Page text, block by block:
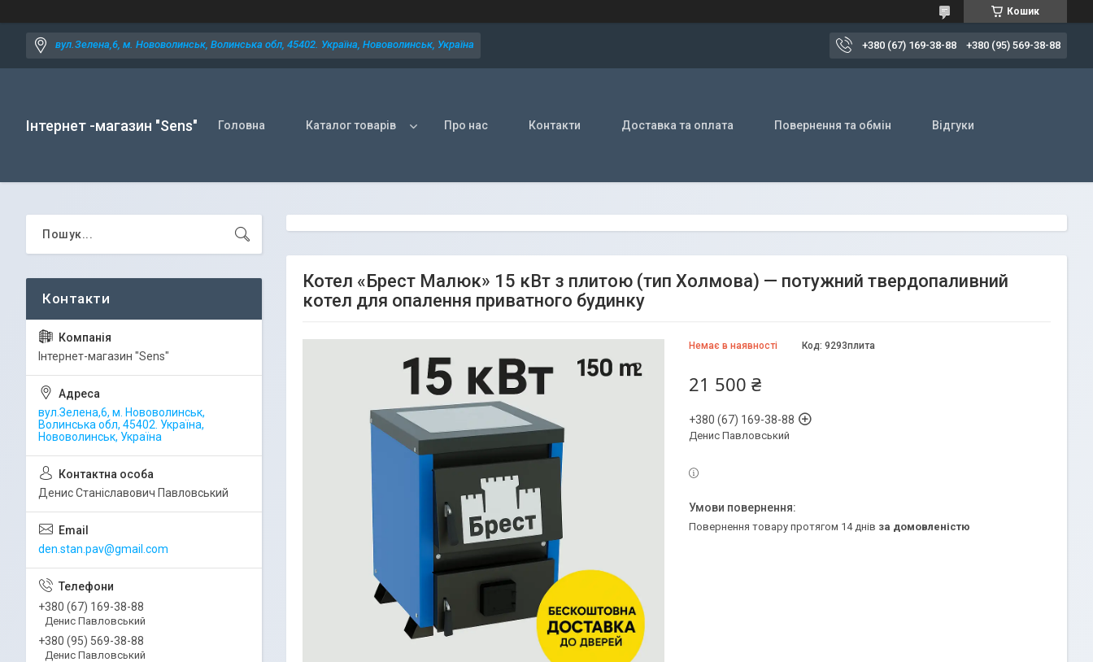
Кошик
вул.Зелена,6, м. Нововолинськ, Волинська обл, 45402. Україна, Нововолинськ, Україна +380 (67) 169-38-88 +380 (95) 569-38-88
Інтернет -магазин "Sens" Головна Каталог товарів Про нас Контакти Доставка та оплата Повернення та обмін Відгуки
Котел «Брест Малюк» 15 кВт з плитою (тип Холмова) — потужний твердопаливний
котел для опалення приватного будинку
Немає в наявності Код: 9293плита
21 500 ₴
+380 (67) 169-38-88
Денис Павловський
повернення товару протягом 14 днів за домовленістю
Iнтернет-магазин "Sens"
вул.Зелена,6, м. Нововолинськ,
Волинська обл, 45402. Україна,
Нововолинськ, Україна
Денис Станіславович Павловський
den.stan.pav@gmail.com
+380 (67) 169-38-88
Денис Павловський
+380 (95) 569-38-88
Денис Павловський